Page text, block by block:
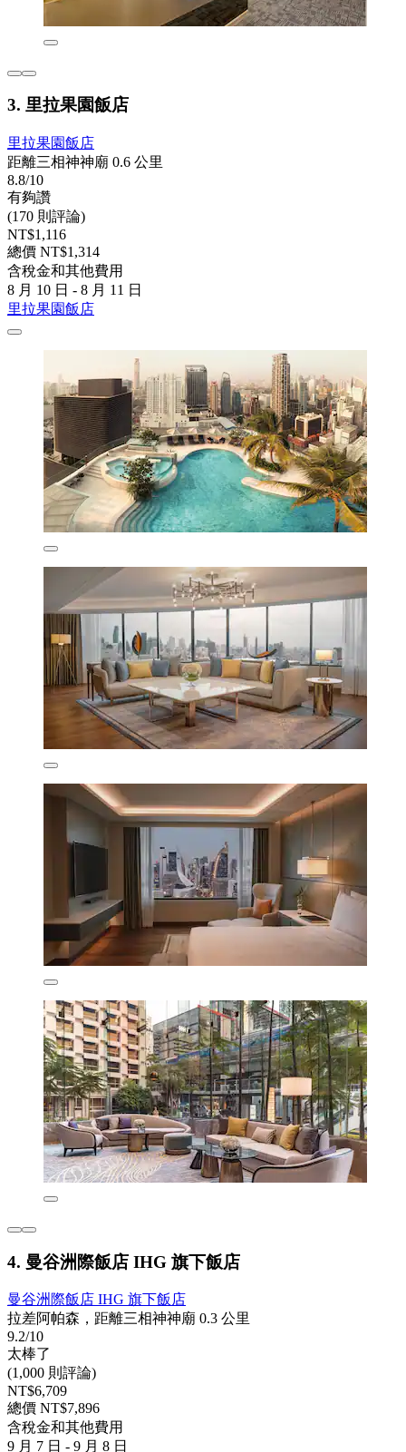
3. 里拉果園飯店
里拉果園飯店
距離三相神神廟 0.6 公里
8.8/10
有夠讚
(170 則評論)
NT$1,116
總價 NT$1,314
含稅金和其他費用
8 月 10 日 - 8 月 11 日
里拉果園飯店
4. 曼谷洲際飯店 IHG 旗下飯店
曼谷洲際飯店 IHG 旗下飯店
拉差阿帕森，距離三相神神廟 0.3 公里
9.2/10
太棒了
(1,000 則評論)
NT$6,709
總價 NT$7,896
含稅金和其他費用
9 月 7 日 - 9 月 8 日